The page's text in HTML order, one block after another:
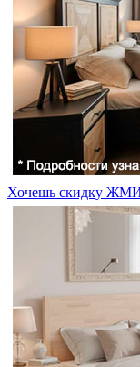
Хочешь скидку